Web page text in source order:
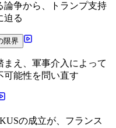
論争から、トランプ支持
迫る
限界
え、軍事介入によって
可能性を問い直す
の成立が、フランス